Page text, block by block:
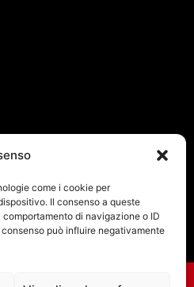
come i cookie per
Il consenso a queste
di navigazione o ID
può influire negativamente